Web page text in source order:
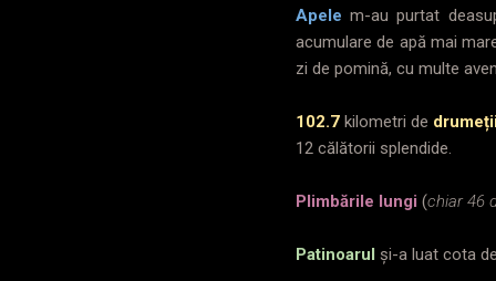
Apele m-au purtat
acumulare de apă mai
zi de pomină, cu multe
102.7 kilometri de
12 călătorii splendide.
Plimbările lungi (chiar 46
Patinoarul și-a luat cota